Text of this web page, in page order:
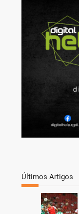
Últimos Artigos